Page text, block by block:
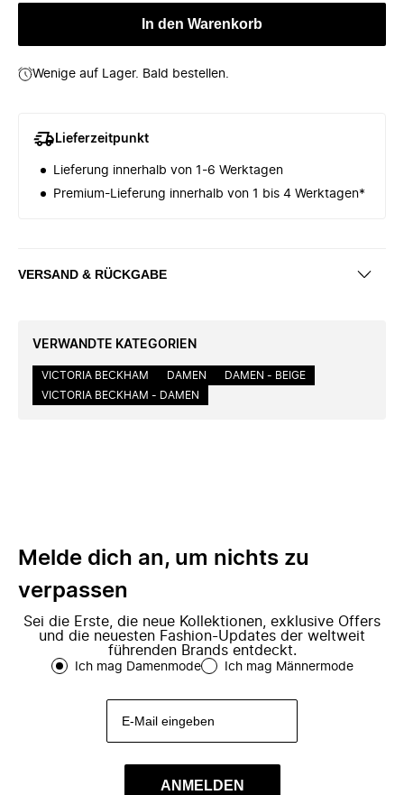
In den Warenkorb
Wenige auf Lager. Bald bestellen.
Lieferzeitpunkt
Lieferung innerhalb von 1-6 Werktagen
Premium-Lieferung innerhalb von 1 bis 4 Werktagen*
VERSAND & RÜCKGABE
VERWANDTE KATEGORIEN
VICTORIA BECKHAM DAMEN
DAMEN - BEIGE
VICTORIA BECKHAM - DAMEN
Melde dich an, um nichts zu
verpassen
Sei die Erste, die neue Kollektionen, exklusive Offers
und die neuesten Fashion-Updates der weltweit
führenden Brands entdeckt.
Ich mag Damenmode Ich mag Männermode
ANMELDEN